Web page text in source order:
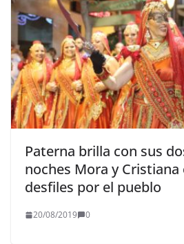
Paterna brilla con sus
noches Mora y Cristiana
desfiles por el pueblo
20/08/2019 0